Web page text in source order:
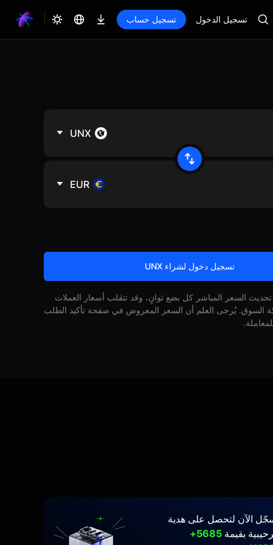
تسجيل الدخول تسجيل حساب
UNX
EUR
تسجيل دخول لشراء UNX
تحديث السعر المباشر كل بضع ثوانٍ، وقد تتقلب أسعار العملات
السوق. يُرجى العلم أن السعر المعروض في صفحة تأكيد الطلب
الآن لتحصل على هدية
بقيمة
5685+